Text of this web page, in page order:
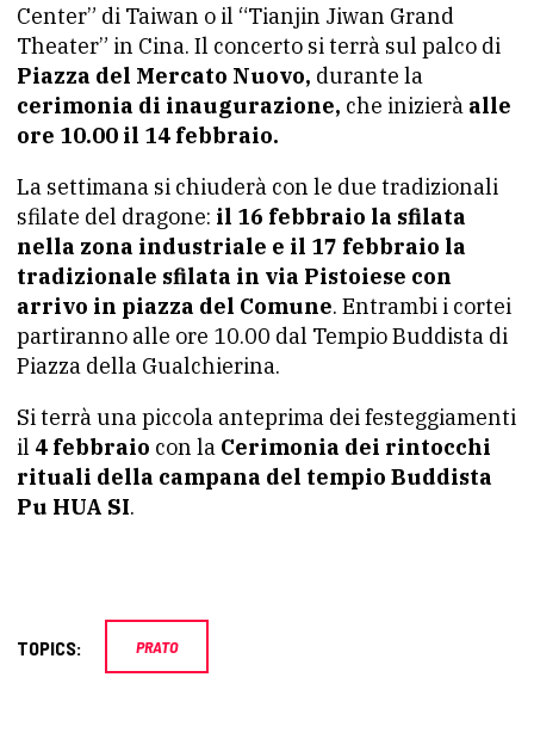
Center” di Taiwan o il “Tianjin Jiwan Grand
Theater” in Cina. Il concerto si terrà sul palco di
Piazza del Mercato Nuovo, durante la
cerimonia di inaugurazione, che inizierà alle
ore 10.00 il 14 febbraio.
La settimana si chiuderà con le due tradizionali
sfilate del dragone: il 16 febbraio la sfilata
nella zona industriale e il 17 febbraio la
tradizionale sfilata in via Pistoiese con
arrivo in piazza del Comune. Entrambi i cortei
partiranno alle ore 10.00 dal Tempio Buddista di
Piazza della Gualchierina.
Si terrà una piccola anteprima dei festeggiamenti
il 4 febbraio con la Cerimonia dei rintocchi
rituali della campana del tempio Buddista
Pu HUA SI.
TOPICS: PRATO